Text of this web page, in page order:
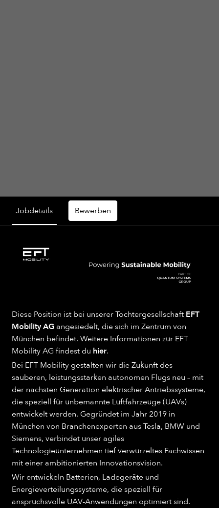
Jobdetails Bewerben
Diese Position ist bei unserer Tochtergesellschaft EFT
Mobility AG angesiedelt, die sich im Zentrum von
München befindet. Weitere Informationen zur EFT
Mobility AG findest du hier.
Bei EFT Mobility gestalten wir die Zukunft des
sauberen, leistungsstarken autonomen Flugs neu – mit
der nächsten Generation elektrischer Antriebssysteme,
die speziell für unbemannte Luftfahrzeuge (UAVs)
entwickelt werden. Gegründet im Jahr 2019 in
München von Branchenexperten aus Tesla, BMW und
Siemens, verbindet unser agiles
Technologieunternehmen tief verwurzeltes Fachwissen
mit einer ambitionierten Innovationsvision.
Wir entwickeln Batterien, Ladegeräte und
Energieverteilungssysteme, die speziell für
anspruchsvolle UAV‑Anwendungen optimiert sind.